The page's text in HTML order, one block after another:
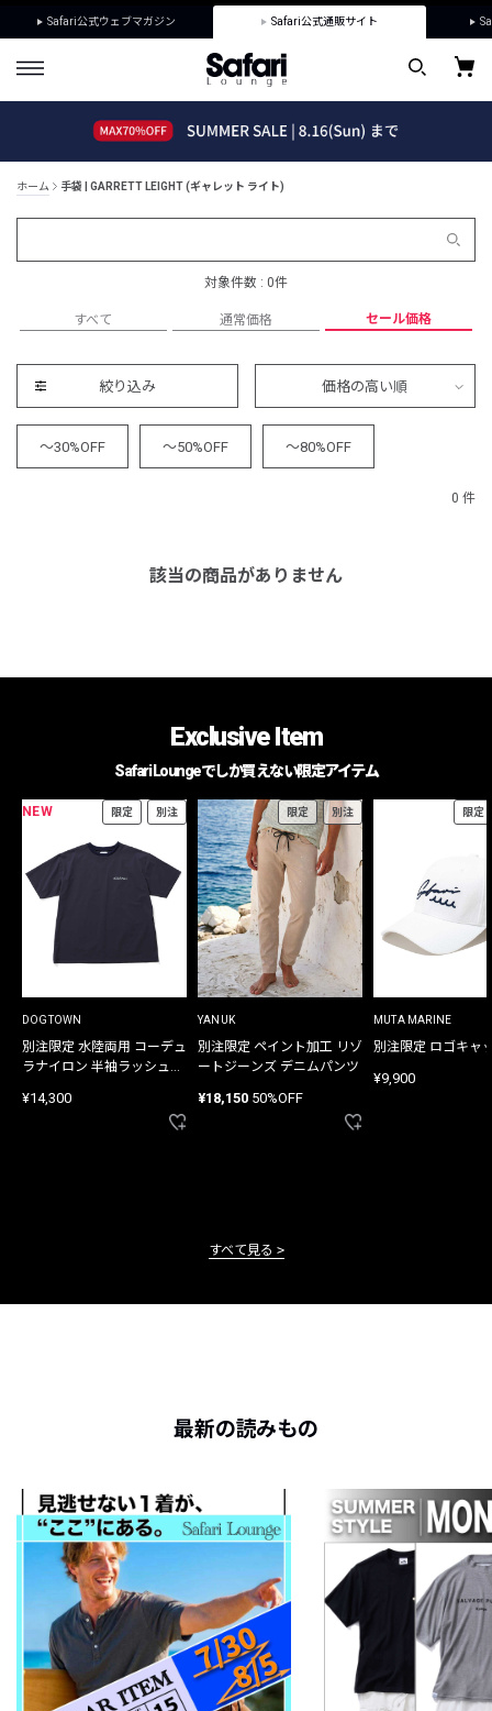
Safari公式ウェブマガジン Safari公式通販サイト
ホーム 手袋 | GARRETT LEIGHT (ギャレット ライト)
対象件数 : 0件
すべて 通常価格 セール価格
絞り込み 価格の高い順
～30%OFF ～50%OFF ～80%OFF
0 件
該当の商品がありません
Exclusive Item
Safari Loungeでしか買えない限定アイテム
NEW 限定 別注
DOGTOWN
別注限定 水陸両用 コーデュ
ラナイロン 半袖ラッシュガ
¥14,300
限定 別注
YANUK
別注限定 ペイント加工 リゾ
ートジーンズ デニムパンツ
¥18,150 50%OFF
限定
MUTA MARINE
別注限定 ロゴキャ
¥9,900
すべて見る
最新の読みもの